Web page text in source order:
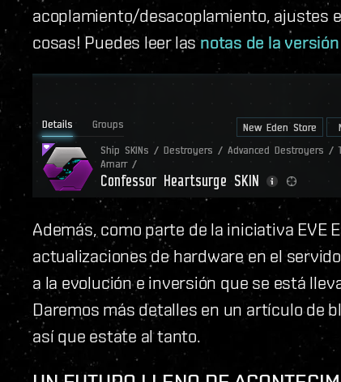
acoplamiento/desacoplamiento, ajustes
cosas! Puedes leer las notas de la versión
Además, como parte de la iniciativa EVE
actualizaciones de hardware en el
a la evolución e inversión que se está
Daremos más detalles en un artículo de
así que estate al tanto.